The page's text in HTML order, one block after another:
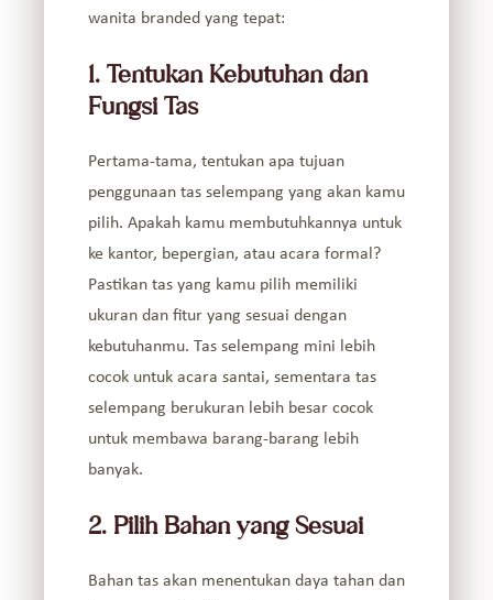
wanita branded yang tepat:
1. Tentukan Kebutuhan dan
Fungsi Tas
Pertama-tama, tentukan apa tujuan
penggunaan tas selempang yang akan kamu
pilih. Apakah kamu membutuhkannya untuk
ke kantor, bepergian, atau acara formal?
Pastikan tas yang kamu pilih memiliki
ukuran dan fitur yang sesuai dengan
kebutuhanmu. Tas selempang mini lebih
cocok untuk acara santai, sementara tas
selempang berukuran lebih besar cocok
untuk membawa barang-barang lebih
banyak.
2. Pilih Bahan yang Sesuai
Bahan tas akan menentukan daya tahan dan